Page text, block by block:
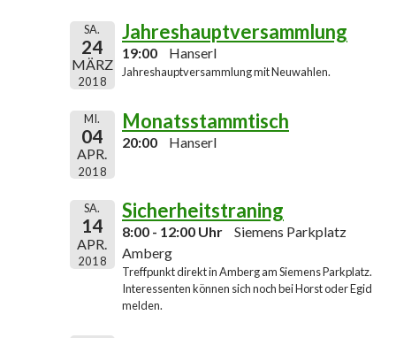
SA.
24
MÄRZ
2018
Jahreshauptversammlung
19:00 Hanserl
Jahreshauptversammlung mit Neuwahlen.
MI.
04
APR.
2018
Monatsstammtisch
20:00 Hanserl
SA.
14
APR.
2018
Sicherheitstraning
8:00 - 12:00 Uhr
Siemens Parkplatz
Amberg
Treffpunkt direkt in Amberg am Siemens Parkplatz.
Interessenten können sich noch bei Horst oder Egid
melden.